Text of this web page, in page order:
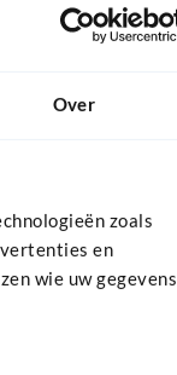
Over
zoals
en
wie uw gegevens